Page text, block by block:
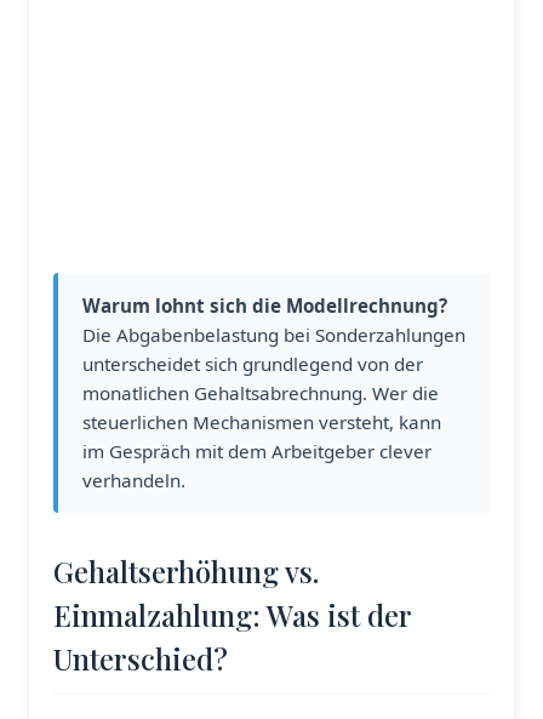
Warum lohnt sich die Modellrechnung?
Die Abgabenbelastung bei Sonderzahlungen
unterscheidet sich grundlegend von der
monatlichen Gehaltsabrechnung. Wer die
steuerlichen Mechanismen versteht, kann
im Gespräch mit dem Arbeitgeber clever
verhandeln.
Gehaltserhöhung vs.
Einmalzahlung: Was ist der
Unterschied?